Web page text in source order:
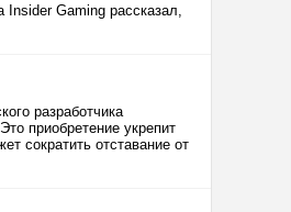
Gaming рассказал,
разработчика
приобретение укрепит
сократить отставание от